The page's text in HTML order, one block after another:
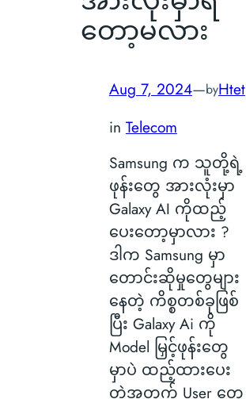
တော့မလား
Aug 7, 2024—byHtet
in Telecom
Samsung က သူတို့ရဲ့
ဖုန်းတွေ အားလုံးမှာ
Galaxy AI ကိုထည့်
ပေးတော့မှာလား ?
ဒါက Samsung မှာ
တောင်းဆိုမှုတွေများ
နေတဲ့ ကိစ္စတစ်ခုဖြစ်
ပြီး Galaxy Ai ကို
Model မြှင့်ဖုန်းတွေ
မှာပဲ ထည့်ထားပေး
တဲ့အတွက် User တွေ